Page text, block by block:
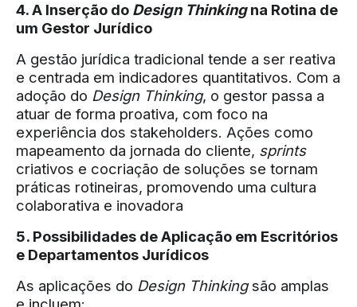
4. A Inserção do Design Thinkingna Rotina de
um Gestor Jurídico
A gestão jurídica tradicional tende a ser reativa
e centrada em indicadores quantitativos. Com a
adoção do Design Thinking, o gestor passa a
atuar de forma proativa, com foco na
experiência dos stakeholders. Ações como
mapeamento da jornada do cliente, sprints
criativos e cocriação de soluções se tornam
práticas rotineiras, promovendo uma cultura
colaborativa e inovadora
5. Possibilidades de Aplicação em Escritórios
e Departamentos Jurídicos
As aplicações do Design Thinkingsão amplas